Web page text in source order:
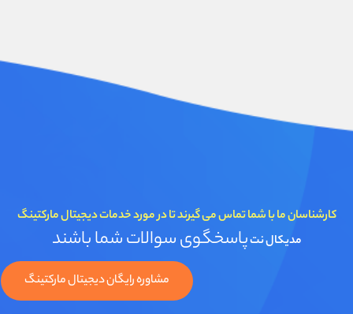
کارشناسان ما با شما تماس می گیرند تا در مورد خدمات دیجیتال مارکتینگ
مدیکال نتپاسخگوی سوالات شما باشند
مشاوره رایگان دیجیتال مارکتینگ